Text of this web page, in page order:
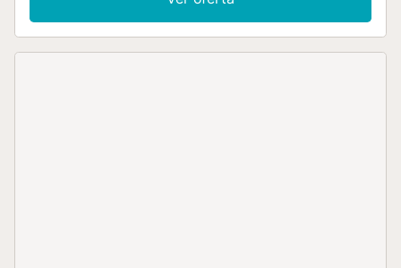
matrimonio (1 x 160 cm, 200 cm de longitud), aire
acondicionado y bomba de calor, caliente. 1 dorm. con 2